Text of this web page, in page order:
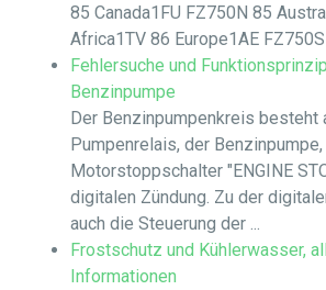
85 Canada1FU FZ750N 85
Africa1TV 86 Europe1AE FZ750S
Fehlersuche und
Benzinpumpe
Der Benzinpumpenkreis besteht
Pumpenrelais, der
Motorstoppschalter "ENGINE
digitalen Zündung. Zu der
auch die Steuerung der ...
Frostschutz und Kühlerwasser,
Informationen